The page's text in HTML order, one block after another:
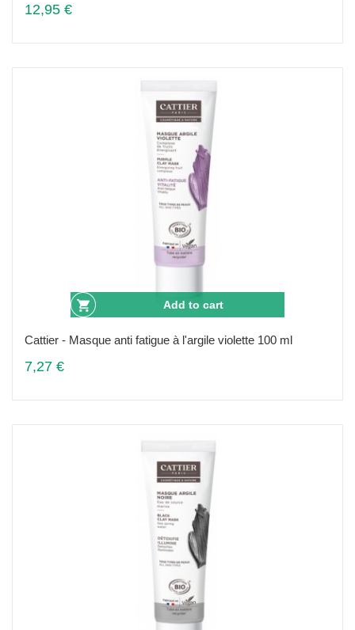
12,95 €
Add to cart
Cattier - Masque anti fatigue à l'argile violette 100 ml
7,27 €